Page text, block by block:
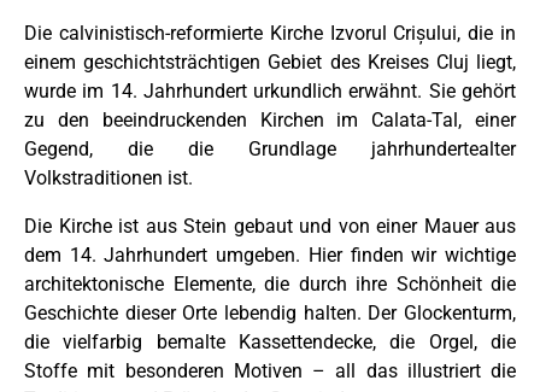
Die calvinistisch-reformierte Kirche Izvorul Crișului, die in
einem geschichtsträchtigen Gebiet des Kreises Cluj liegt,
wurde im 14. Jahrhundert urkundlich erwähnt. Sie gehört
zu den beeindruckenden Kirchen im Calata-Tal, einer
Gegend, die die Grundlage jahrhundertealter
Volkstraditionen ist.
Die Kirche ist aus Stein gebaut und von einer Mauer aus
dem 14. Jahrhundert umgeben. Hier finden wir wichtige
architektonische Elemente, die durch ihre Schönheit die
Geschichte dieser Orte lebendig halten. Der Glockenturm,
die vielfarbig bemalte Kassettendecke, die Orgel, die
Stoffe mit besonderen Motiven – all das illustriert die